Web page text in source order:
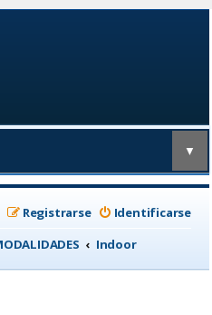
▼
Identificarse
Registrarse
Indoor